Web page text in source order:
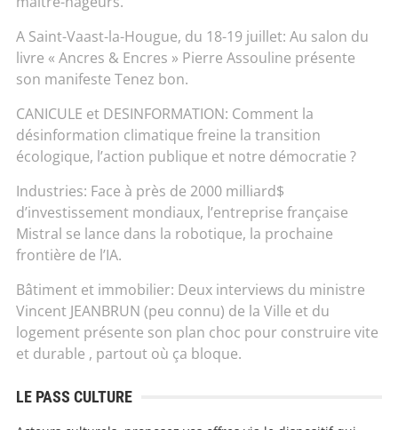
A Saint-Vaast-la-Hougue, du 18-19 juillet: Au salon du
livre « Ancres & Encres » Pierre Assouline présente
son manifeste Tenez bon.
CANICULE et DESINFORMATION: Comment la
désinformation climatique freine la transition
écologique, l’action publique et notre démocratie ?
Industries: Face à près de 2000 milliard$
d’investissement mondiaux, l’entreprise française
Mistral se lance dans la robotique, la prochaine
frontière de l’IA.
Bâtiment et immobilier: Deux interviews du ministre
Vincent JEANBRUN (peu connu) de la Ville et du
logement présente son plan choc pour construire vite
et durable , partout où ça bloque.
LE PASS CULTURE